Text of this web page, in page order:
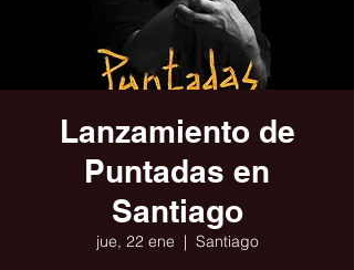
Lanzamiento de
Puntadas en
Santiago
jue, 22 ene
  |
Santiago